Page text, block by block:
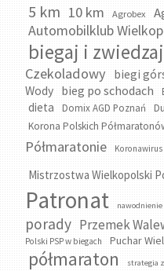
5 km 10 km Agrobex
Automobilklub
biegaj i zwiedzaj
Czekoladowy
biegi
Wody bieg po schodach
dieta Domix AGD Poznań
Korona Polskich
Półmaratonie
Koronawirus
Mistrzostwa Wielkopolski
Patronat
nawodnienie
porady Przemek
Polski PSP w biegach
Puchar
półmaraton strategia